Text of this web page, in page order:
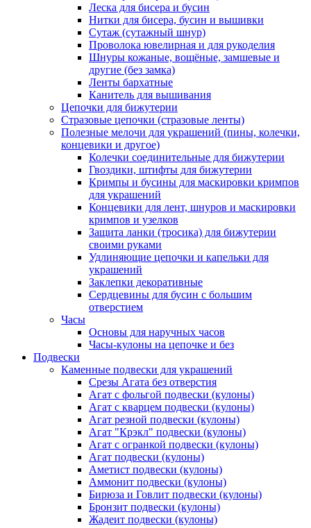
Леска для бисера и бусин
Нитки для бисера, бусин и вышивки
Сутаж (сутажный шнур)
Проволока ювелирная и для рукоделия
Шнуры кожаные, вощёные, замшевые и
другие (без замка)
Ленты бархатные
Канитель для вышивания
Цепочки для бижутерии
Стразовые цепочки (стразовые ленты)
Полезные мелочи для украшений (пины, колечки,
концевики и другое)
Колечки соединительные для бижутерии
Гвоздики, штифты для бижутерии
Кримпы и бусины для маскировки кримпов
для украшений
Концевики для лент, шнуров и маскировки
кримпов и узелков
Защита ланки (тросика) для бижутерии
своими руками
Удлиняющие цепочки и капельки для
украшений
Заклепки декоративные
Сердцевины для бусин с большим
отверстием
Часы
Основы для наручных часов
Часы-кулоны на цепочке и без
Подвески
Каменные подвески для украшений
Срезы Агата без отверстия
Агат с фольгой подвески (кулоны)
Агат с кварцем подвески (кулоны)
Агат резной подвески (кулоны)
Агат "Крэкл" подвески (кулоны)
Агат с огранкой подвески (кулоны)
Агат подвески (кулоны)
Аметист подвески (кулоны)
Аммонит подвески (кулоны)
Бирюза и Говлит подвески (кулоны)
Бронзит подвески (кулоны)
Жадеит подвески (кулоны)